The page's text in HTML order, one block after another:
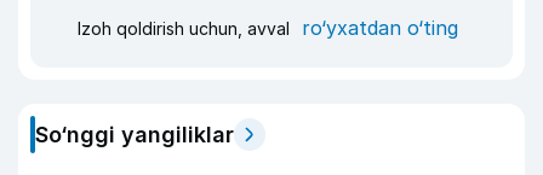
Izoh qoldirish uchun, avval ro‘yxatdan o‘ting
So‘nggi yangiliklar